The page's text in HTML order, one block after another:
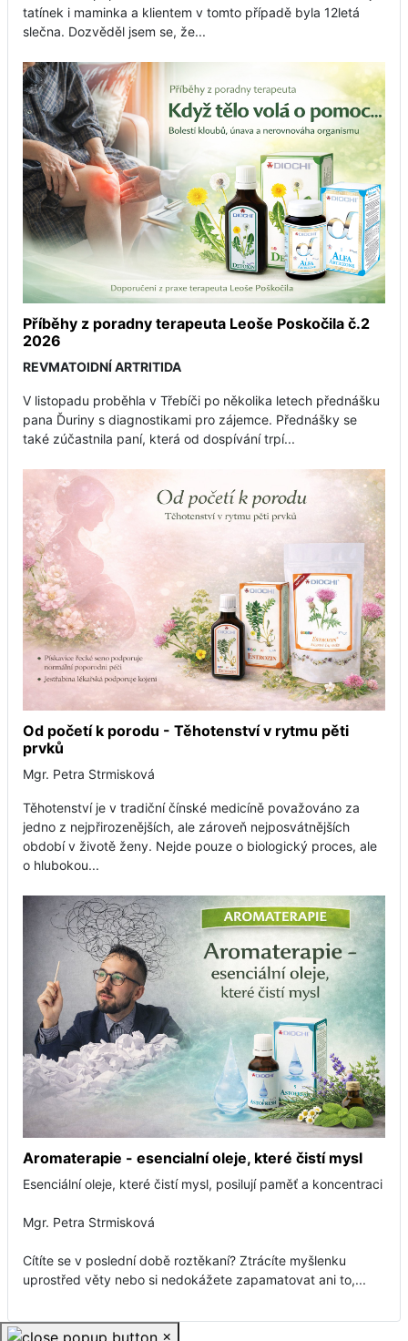
tatínek i maminka a klientem v tomto případě byla 12letá
slečna. Dozvěděl jsem se, že...
Příběhy z poradny terapeuta Leoše Poskočila č.2
2026
REVMATOIDNÍ ARTRITIDA
V listopadu proběhla v Třebíči po několika letech přednášku
pana Ďuriny s diagnostikami pro zájemce. Přednášky se
také zúčastnila paní, která od dospívání trpí...
Od početí k porodu - Těhotenství v rytmu pěti
prvků
Mgr. Petra Strmisková
Těhotenství je v tradiční čínské medicíně považováno za
jedno z nejpřirozenějších, ale zároveň nejposvátnějších
období v životě ženy. Nejde pouze o biologický proces, ale
o hlubokou...
Aromaterapie - esencialní oleje, které čistí mysl
Esenciální oleje, které čistí mysl, posilují paměť a koncentraci
Mgr. Petra Strmisková
Cítíte se v poslední době roztěkaní? Ztrácíte myšlenku
uprostřed věty nebo si nedokážete zapamatovat ani to,...
×